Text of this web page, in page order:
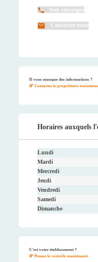
Non renseigné
Contactez-nous
Il vous manque des informations ?
Contactez le propriétaire
Horaires auxquels
Lundi
Mardi
Mercredi
Jeudi
Vendredi
Samedi
Dimanche
C'est votre établissement ?
Prenez le contrôle maintenant.